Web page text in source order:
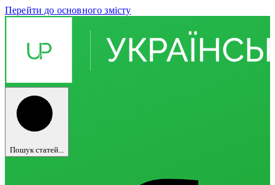
Перейти до основного змісту
Пошук статей...